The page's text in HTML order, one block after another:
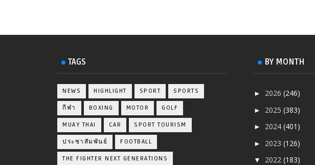
TAGS
NEWS HIGHLIGHT SPORT SPORTS
กีฬา BOXING MOTOR GOLF
MUAY THAI CAR SPORT TOURISM
ประชาสัมพันธ์ FOOTBALL
THE FIGHTER NEXT GENERATIONS
BY MONTH
► 2026(246)
► 2025(383)
► 2024(401)
► 2023(126)
▼ 2022(183)